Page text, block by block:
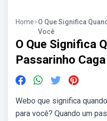
Home>O Que Significa
Você
O Que Significa
Passarinho
Webo que significa
para você? Quando um